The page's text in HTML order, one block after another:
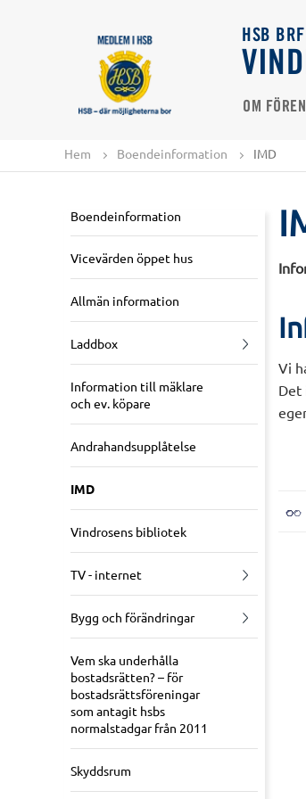
HSB BRF
OM
Hem Boendeinformation IMD
Boendeinformation
Vicevärden öppet hus
Allmän information
Laddbox
Information till mäklare
och ev. köpare
Andrahandsupplåtelse
IMD
Vindrosens bibliotek
TV - internet
Bygg och förändringar
Vem ska underhålla
bostadsrätten? – för
bostadsrättsföreningar
som antagit hsbs
normalstadgar från 2011
Skyddsrum
Vi
Det